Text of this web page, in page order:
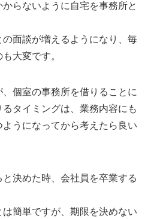
らないように自宅を事務所と
面談が増えるようになり、毎
大変です。
個室の事務所を借りることに
タイミングは、業務内容にも
うになってから考えたら良い
決めた時、会社員を卒業する
簡単ですが、期限を決めない